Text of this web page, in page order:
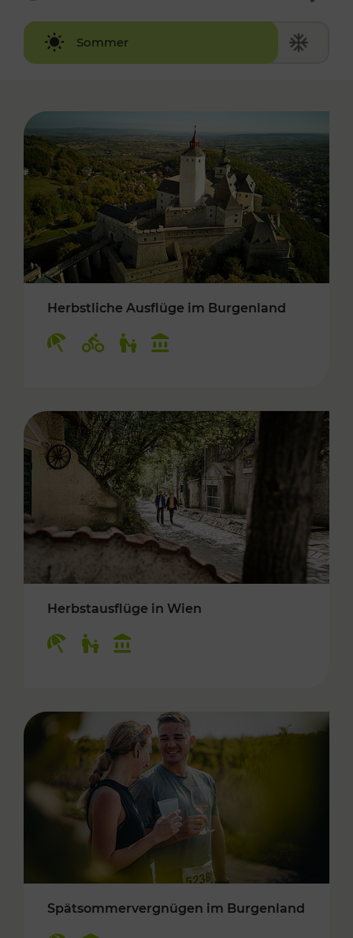
Sommer
Winter
Herbstliche Ausflüge im Burgenland
Herbstausflüge in Wien
Spätsommervergnügen im Burgenland